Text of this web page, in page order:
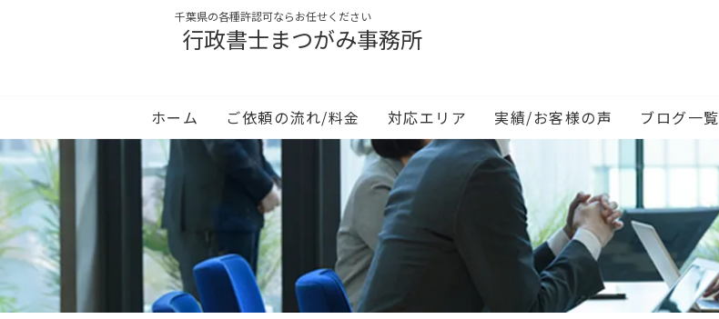
千葉県の各種許認可ならお任せください
行政書士まつがみ事務所
ホーム ご依頼の流れ/料金 対応エリア 実績/お客様の声 ブログ一覧